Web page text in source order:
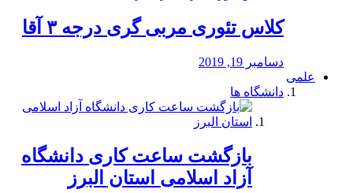
کلاس تئوری مربی گری درجه ۳ آقا
دسامبر 19, 2019
علمی
دانشگاه ها
بازگشت ساعت کاری دانشگاه
آزاد اسلامی استان البرز